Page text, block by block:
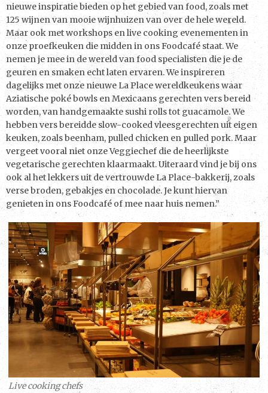
nieuwe inspiratie bieden op het gebied van food, zoals met
125 wijnen van mooie wijnhuizen van over de hele wereld.
Maar ook met workshops en live cooking evenementen in
onze proefkeuken die midden in ons Foodcafé staat. We
nemen je mee in de wereld van food specialisten die je de
geuren en smaken echt laten ervaren. We inspireren
dagelijks met onze nieuwe La Place wereldkeukens waar
Aziatische poké bowls en Mexicaans gerechten vers bereid
worden, van handgemaakte sushi rolls tot guacamole. We
hebben vers bereidde slow-cooked vleesgerechten uit eigen
keuken, zoals beenham, pulled chicken en pulled pork. Maar
vergeet vooral niet onze Veggiechef die de heerlijkste
vegetarische gerechten klaarmaakt. Uiteraard vind je bij ons
ook al het lekkers uit de vertrouwde La Place-bakkerij, zoals
verse broden, gebakjes en chocolade. Je kunt hiervan
genieten in ons Foodcafé of mee naar huis nemen.”
Live cooking chefs